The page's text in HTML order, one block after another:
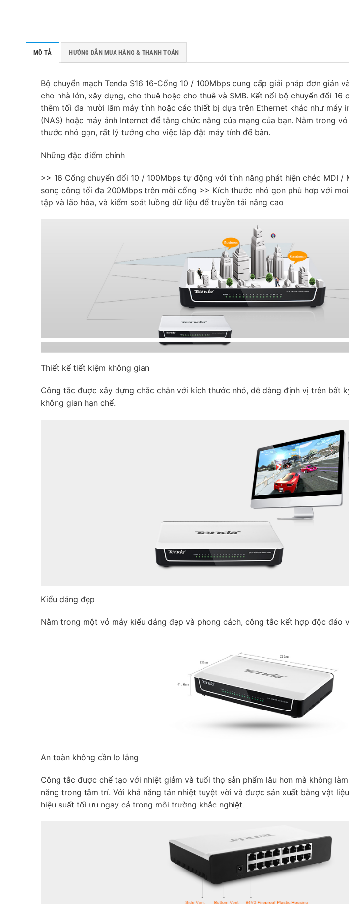
MÔ TẢ HƯỚNG DẪN MUA HÀNG & THANH TOÁN
Bộ chuyển mạch Tenda S16 16-Cổng 10 / 100Mbps cung cấp giải pháp đơn giản
cho nhà lớn, xây dựng, cho thuê hoặc cho thuê và SMB. Kết nối bộ chuyển đổi 16
thêm tối đa mười lăm máy tính hoặc các thiết bị dựa trên Ethernet khác như máy
(NAS) hoặc máy ảnh Internet để tăng chức năng của mạng của bạn. Nằm trong
thước nhỏ gọn, rất lý tưởng cho việc lắp đặt máy tính để bàn.
Những đặc điểm chính
>> 16 Cổng chuyển đổi 10 / 100Mbps tự động với tính năng phát hiện chéo MDI /
song công tối đa 200Mbps trên mỗi cổng >> Kích thước nhỏ gọn phù hợp với
tập và lão hóa, và kiểm soát luồng dữ liệu để truyền tải nâng cao
Thiết kế tiết kiệm không gian
Công tắc được xây dựng chắc chắn với kích thước nhỏ, dễ dàng định vị trên bất
không gian hạn chế.
Kiểu dáng đẹp
Nằm trong một vỏ máy kiểu dáng đẹp và phong cách, công tắc kết hợp độc đáo
An toàn không cần lo lắng
Công tắc được chế tạo với nhiệt giảm và tuổi thọ sản phẩm lâu hơn mà không
năng trong tâm trí. Với khả năng tản nhiệt tuyệt vời và được sản xuất bằng vật
hiệu suất tối ưu ngay cả trong môi trường khắc nghiệt.